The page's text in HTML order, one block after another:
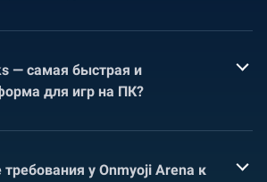
— самая быстрая и
для игр на ПК?
у Onmyoji Arena к